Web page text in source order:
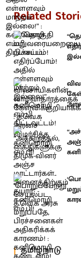
Related
தமிழ்நாடு